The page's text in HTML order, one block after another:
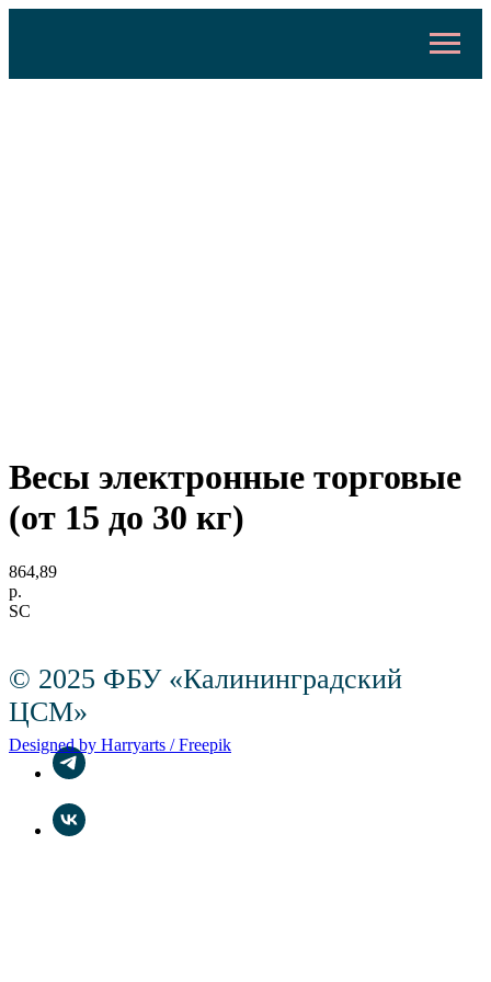
Весы электронные торговые
(от 15 до 30 кг)
864,89
р.
SC
© 2025 ФБУ «Калининградский
ЦСМ»
Designed by Harryarts / Freepik